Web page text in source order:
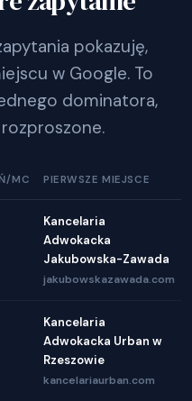
pokazuję,
w Google. To
dominatora,
MC PIERWSZE MIEJSCE
Kancelaria
Adwokacka
Jakubowska-Zawada
jakubowskazawada.com
Kancelaria
Adwokacka Urban w
Rzeszowie
kancelariaurban.com